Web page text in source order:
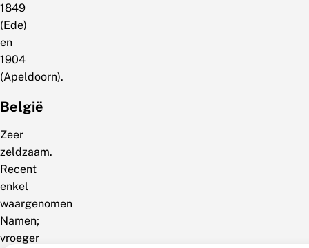
1849
(Ede)
en
1904
(Apeldoorn).
België
Zeer
zeldzaam.
Recent
enkel
waargenomen
Namen;
vroeger